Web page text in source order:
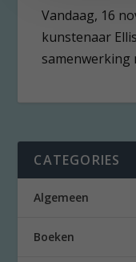
Vandaag, 16
kunstenaar
samenwerking
CATEGORIES
Algemeen
Boeken